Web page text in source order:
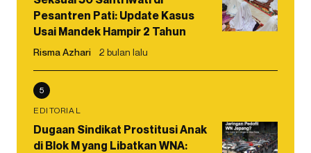
Pesantren Pati: Update Kasus
Usai Mandek Hampir 2 Tahun
Risma Azhari 2 bulan lalu
5
EDITORIAL
Dugaan Sindikat Prostitusi Anak
di Blok M yang Libatkan WNA: